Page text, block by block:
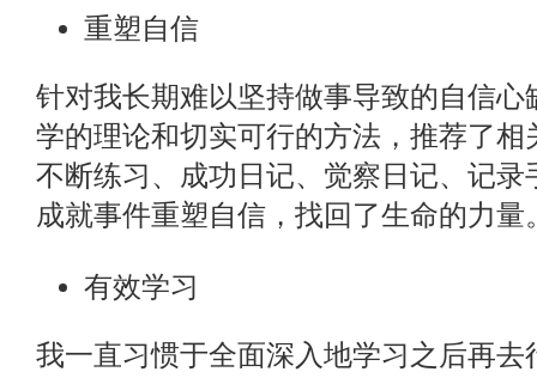
重塑自信
针对我长期难以坚持做事导致的自信
学的理论和切实可行的方法，推荐了
不断练习、成功日记、觉察日记、记
成就事件重塑自信，找回了生命的力量
有效学习
我一直习惯于全面深入地学习之后再